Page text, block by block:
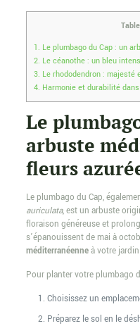
1. Le plumbago du Cap : un
2. Le céanothe : un bleu
3. Le rhododendron : majesté
4. Harmonie et durabilité
Le
arbuste
fleurs
Le plumbago du Cap,
auriculata, est un arbuste
floraison généreuse et
s’épanouissent de mai à
méditerranéenneà votre jardin.
Pour planter votre plumbago
Choisissez un
Préparez le sol en le